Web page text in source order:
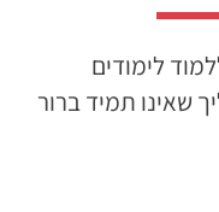
לימודים
שאינו תמיד ברור